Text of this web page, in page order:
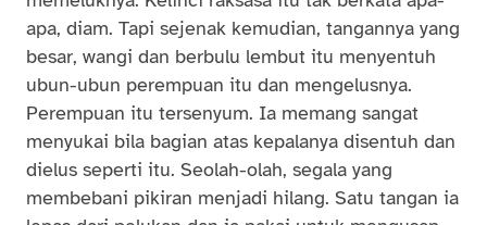
apa, diam. Tapi sejenak kemudian, tangannya yang
besar, wangi dan berbulu lembut itu menyentuh
ubun-ubun perempuan itu dan mengelusnya.
Perempuan itu tersenyum. Ia memang sangat
menyukai bila bagian atas kepalanya disentuh dan
dielus seperti itu. Seolah-olah, segala yang
membebani pikiran menjadi hilang. Satu tangan ia